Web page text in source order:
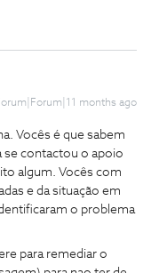
months ago
Vocês é que sabem
se contactou o apoio
algum. Vocês com
e da situação em
o problema
para remediar o